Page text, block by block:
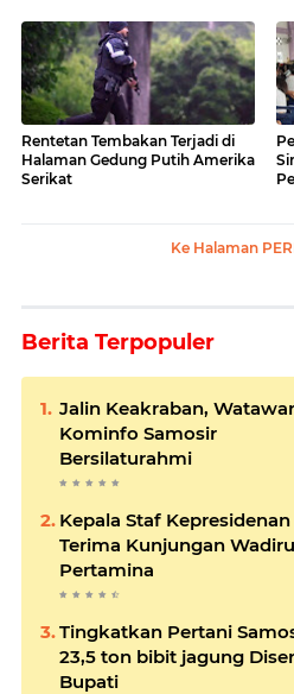
Rentetan Tembakan Terjadi di
Halaman Gedung Putih Amerika
Serikat
Ke Halaman
Berita Terpopuler
Jalin Keakraban,
Kominfo Samosir
Bersilaturahmi
Kepala Staf Kepresidenan
Terima Kunjungan
Pertamina
Tingkatkan Pertani
23,5 ton bibit jagung
Bupati